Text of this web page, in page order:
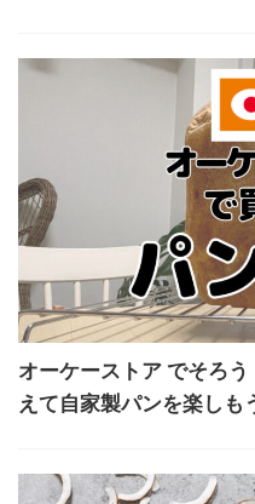
オーケーストア でそろ
えて自家製パンを楽しも